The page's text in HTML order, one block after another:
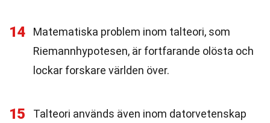
14
Matematiska problem inom talteori, som
Riemannhypotesen, är fortfarande olösta och
lockar forskare världen över.
15
Talteori används även inom datorvetenskap